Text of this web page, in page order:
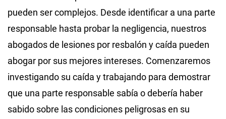
pueden ser complejos. Desde identificar a una parte
responsable hasta probar la negligencia, nuestros
abogados de lesiones por resbalón y caída pueden
abogar por sus mejores intereses. Comenzaremos
investigando su caída y trabajando para demostrar
que una parte responsable sabía o debería haber
sabido sobre las condiciones peligrosas en su